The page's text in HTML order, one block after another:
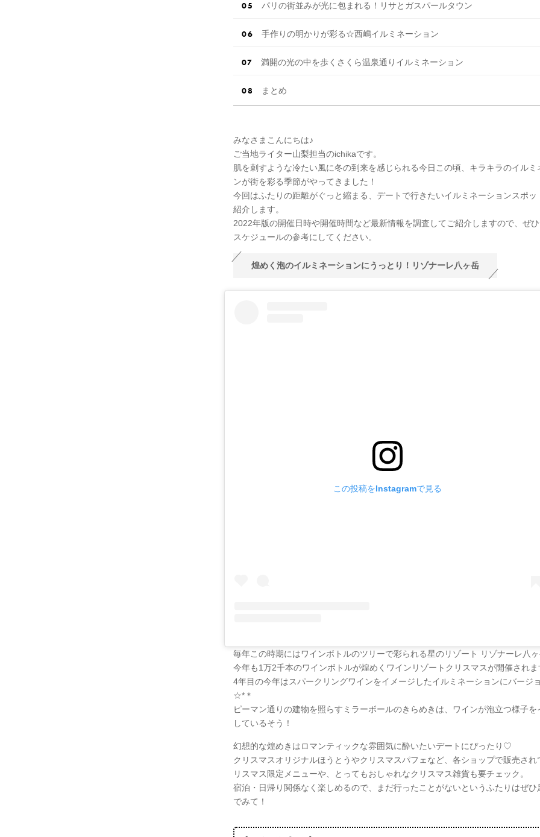
パリの街並みが光に包まれる！リサとガスパールタウン
手作りの明かりが彩る☆西嶋イルミネーション
満開の光の中を歩くさくら温泉通りイルミネーション
まとめ
みなさまこんにちは♪
ご当地ライター山梨担当のichikaです。
肌を刺すような冷たい風に冬の到来を感じられる今日この頃、キラキラのイルミ
ンが街を彩る季節がやってきました！
今回はふたりの距離がぐっと縮まる、デートで行きたいイルミネーションスポッ
紹介します。
2022年版の開催日時や開催時間など最新情報を調査してご紹介しますので、ぜ
スケジュールの参考にしてください。
煌めく泡のイルミネーションにうっとり！リゾナーレ八ヶ岳
この投稿をInstagramで見る
毎年この時期にはワインボトルのツリーで彩られる星のリゾート リゾナーレ八ヶ
今年も1万2千本のワインボトルが煌めくワインリゾートクリスマスが開催されま
4年目の今年はスパークリングワインをイメージしたイルミネーションにバージ
☆*＊
ピーマン通りの建物を照らすミラーボールのきらめきは、ワインが泡立つ様子を
しているそう！
幻想的な煌めきはロマンティックな雰囲気に酔いたいデートにぴったり♡
クリスマスオリジナルほうとうやクリスマスパフェなど、各ショップで販売され
リスマス限定メニューや、とってもおしゃれなクリスマス雑貨も要チェック。
宿泊・日帰り関係なく楽しめるので、まだ行ったことがないというふたりはぜひ
でみて！